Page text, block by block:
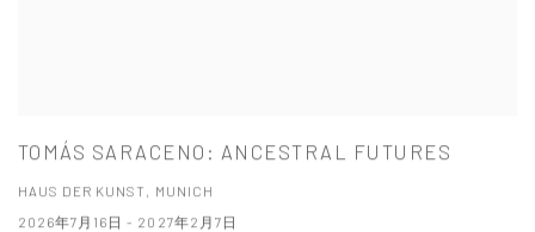
TOMÁS SARACENO: ANCESTRAL FUTURES
HAUS DER KUNST, MUNICH
2026年7月16日 - 2027年2月7日